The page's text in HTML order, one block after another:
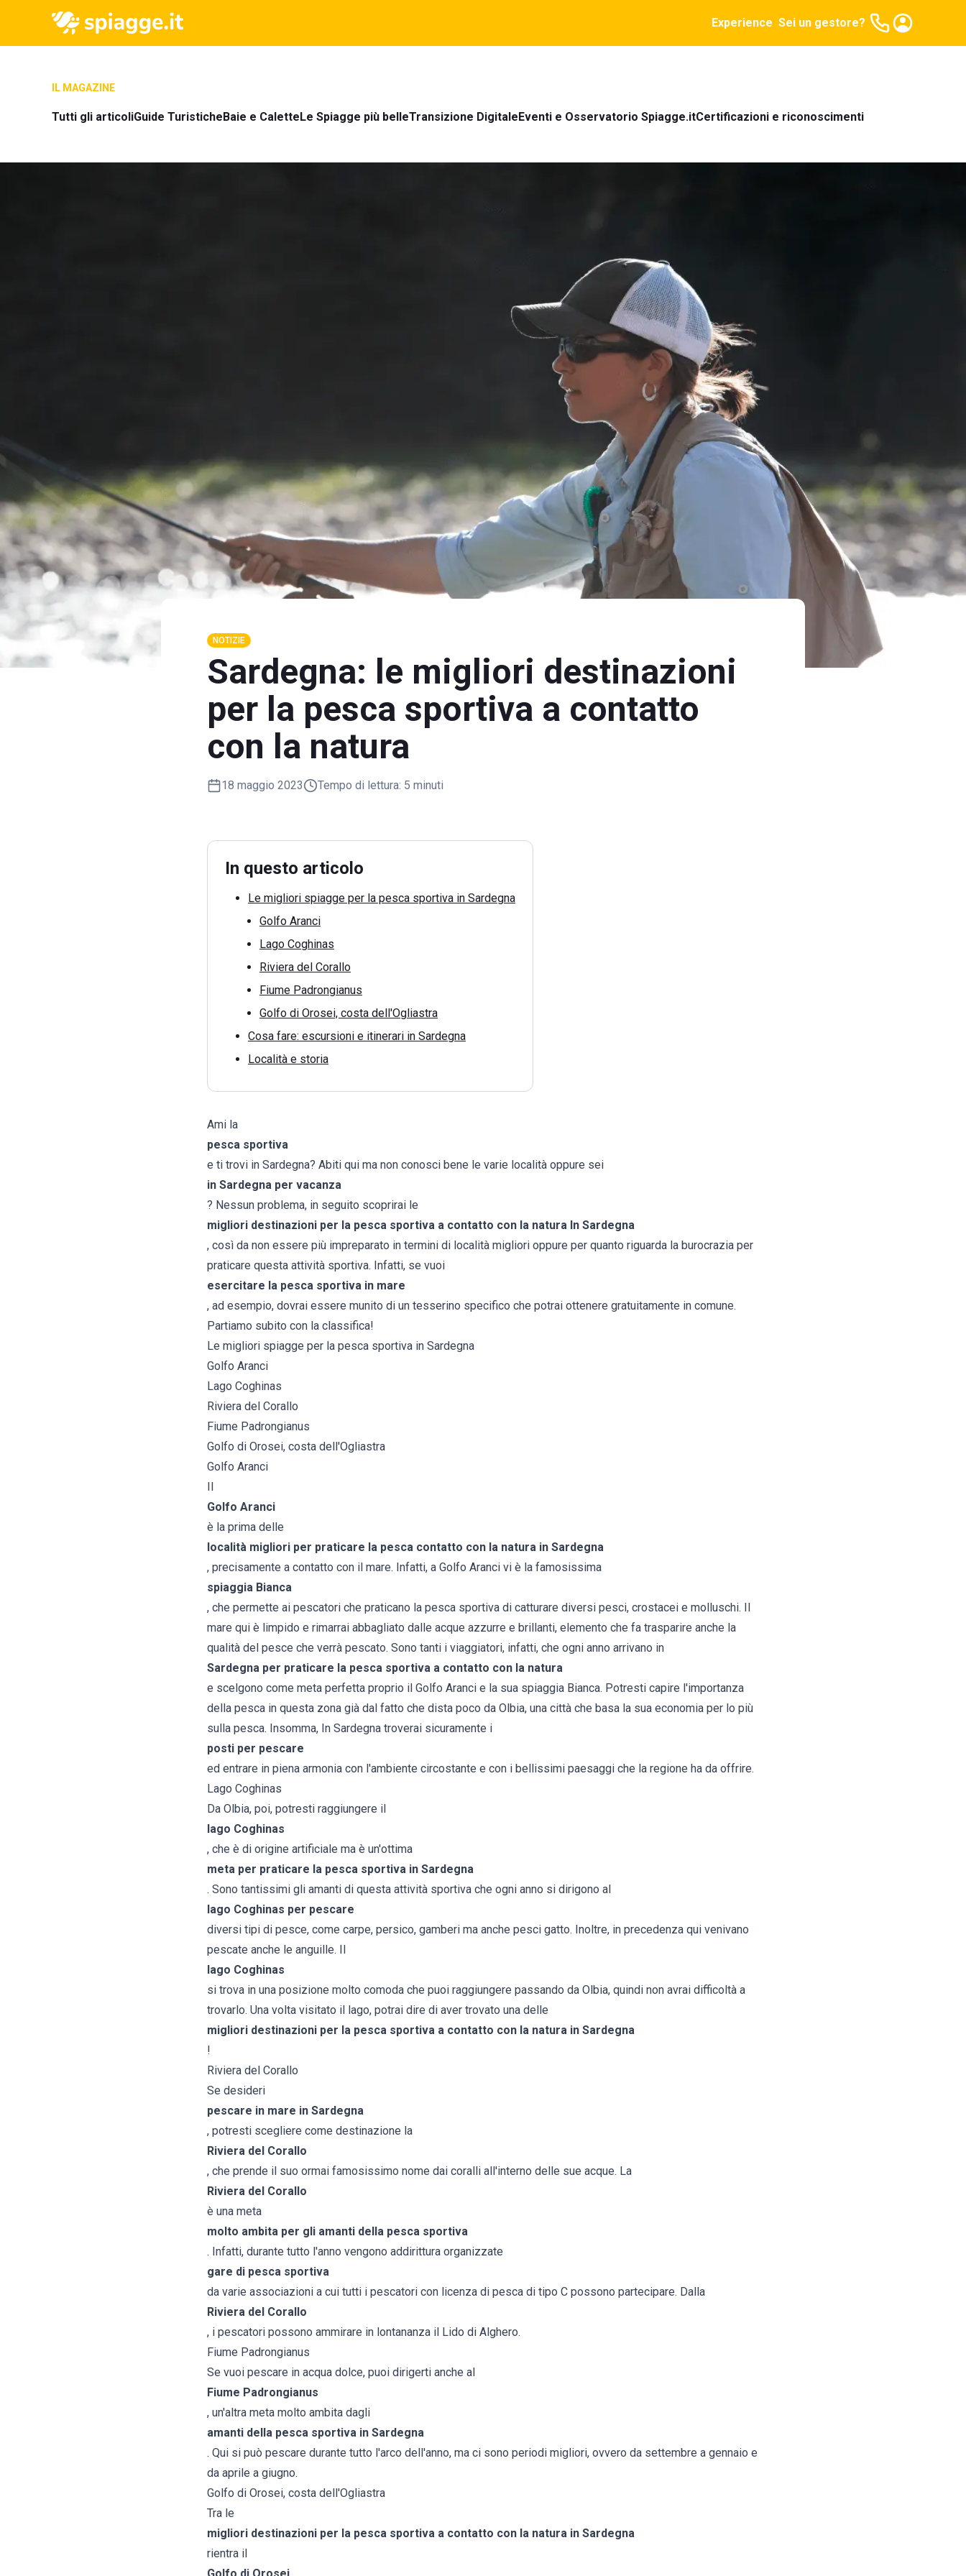
Experience Sei un gestore?
IL MAGAZINE
Tutti gli articoliGuide TuristicheBaie e CaletteLe Spiagge più belleTransizione DigitaleEventi e Osservatorio Spiagge.itCertificazioni e riconoscimenti
NOTIZIE
Sardegna: le migliori destinazioni
per la pesca sportiva a contatto
con la natura
18 maggio 2023 Tempo di lettura: 5 minuti
In questo articolo
Le migliori spiagge per la pesca sportiva in Sardegna
Golfo Aranci
Lago Coghinas
Riviera del Corallo
Fiume Padrongianus
Golfo di Orosei, costa dell'Ogliastra
Cosa fare: escursioni e itinerari in Sardegna
Località e storia
Ami la
pesca sportiva
e ti trovi in Sardegna? Abiti qui ma non conosci bene le varie località oppure sei
in Sardegna per vacanza
? Nessun problema, in seguito scoprirai le
migliori destinazioni per la pesca sportiva a contatto con la natura In Sardegna
, così da non essere più impreparato in termini di località migliori oppure per quanto riguarda la burocrazia per
praticare questa attività sportiva. Infatti, se vuoi
esercitare la pesca sportiva in mare
, ad esempio, dovrai essere munito di un tesserino specifico che potrai ottenere gratuitamente in comune.
Partiamo subito con la classifica!
Le migliori spiagge per la pesca sportiva in Sardegna
Golfo Aranci
Lago Coghinas
Riviera del Corallo
Fiume Padrongianus
Golfo di Orosei, costa dell'Ogliastra
Golfo Aranci
Golfo Aranci
è la prima delle
località migliori per praticare la pesca contatto con la natura in Sardegna
, precisamente a contatto con il mare. Infatti, a Golfo Aranci vi è la famosissima
spiaggia Bianca
, che permette ai pescatori che praticano la pesca sportiva di catturare diversi pesci, crostacei e molluschi. Il
mare qui è limpido e rimarrai abbagliato dalle acque azzurre e brillanti, elemento che fa trasparire anche la
qualità del pesce che verrà pescato. Sono tanti i viaggiatori, infatti, che ogni anno arrivano in
Sardegna per praticare la pesca sportiva a contatto con la natura
e scelgono come meta perfetta proprio il Golfo Aranci e la sua spiaggia Bianca. Potresti capire l'importanza
della pesca in questa zona già dal fatto che dista poco da Olbia, una città che basa la sua economia per lo più
sulla pesca. Insomma, In Sardegna troverai sicuramente i
posti per pescare
ed entrare in piena armonia con l'ambiente circostante e con i bellissimi paesaggi che la regione ha da offrire.
Lago Coghinas
Da Olbia, poi, potresti raggiungere il
lago Coghinas
, che è di origine artificiale ma è un'ottima
meta per praticare la pesca sportiva in Sardegna
. Sono tantissimi gli amanti di questa attività sportiva che ogni anno si dirigono al
lago Coghinas per pescare
diversi tipi di pesce, come carpe, persico, gamberi ma anche pesci gatto. Inoltre, in precedenza qui venivano
pescate anche le anguille. Il
lago Coghinas
si trova in una posizione molto comoda che puoi raggiungere passando da Olbia, quindi non avrai difficoltà a
trovarlo. Una volta visitato il lago, potrai dire di aver trovato una delle
migliori destinazioni per la pesca sportiva a contatto con la natura in Sardegna
!
Riviera del Corallo
Se desideri
pescare in mare in Sardegna
, potresti scegliere come destinazione la
Riviera del Corallo
, che prende il suo ormai famosissimo nome dai coralli all'interno delle sue acque. La
Riviera del Corallo
è una meta
molto ambita per gli amanti della pesca sportiva
. Infatti, durante tutto l'anno vengono addirittura organizzate
gare di pesca sportiva
da varie associazioni a cui tutti i pescatori con licenza di pesca di tipo C possono partecipare. Dalla
Riviera del Corallo
, i pescatori possono ammirare in lontananza il Lido di Alghero.
Fiume Padrongianus
Se vuoi pescare in acqua dolce, puoi dirigerti anche al
Fiume Padrongianus
, un'altra meta molto ambita dagli
amanti della pesca sportiva in Sardegna
. Qui si può pescare durante tutto l'arco dell'anno, ma ci sono periodi migliori, ovvero da settembre a gennaio e
da aprile a giugno.
Golfo di Orosei, costa dell'Ogliastra
Tra le
migliori destinazioni per la pesca sportiva a contatto con la natura in Sardegna
rientra il